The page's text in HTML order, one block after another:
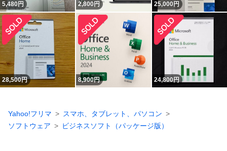
5,480円 2,800円 25,000円
28,500円 8,900円 24,800円
Yahoo!フリマ
スマホ、タブレット、パソコン
ソフトウェア
ビジネスソフト（パッケージ版）